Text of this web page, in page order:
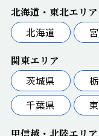
北海道・東北エリア
北海道
関東エリア
茨城県
千葉県
甲信越・北陸エリア